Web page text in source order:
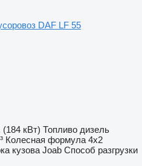
DAF LF 55
(184 кВт) Топливо дизель
Колесная формула 4x2
кузова Joab Способ разгрузки